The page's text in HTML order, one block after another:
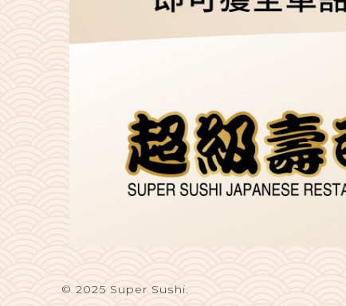
© 2025 Super Sushi.